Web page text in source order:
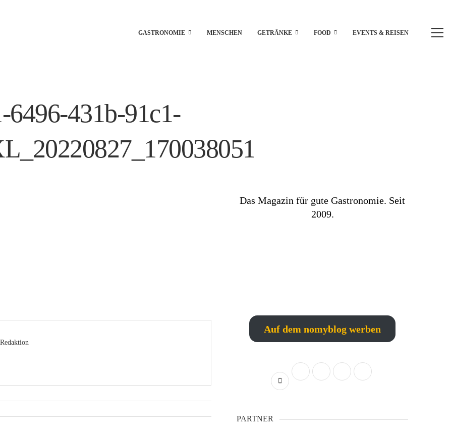
GASTRONOMIE MENSCHEN GETRÄNKE FOOD EVENTS & REISEN
6496-431b-91c1-
Redaktion
Das Magazin für gute Gastronomie. Seit
2009.
Auf dem nomyblog werben
PARTNER